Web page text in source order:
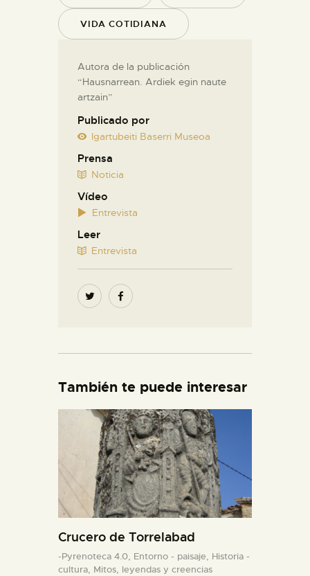
VIDA COTIDIANA
Autora de la publicación
“Hausnarrean. Ardiek egin naute
artzain”
Publicado por
Igartubeiti Baserri Museoa
Prensa
Noticia
Vídeo
Entrevista
Leer
Entrevista
También te puede interesar
Crucero de Torrelabad
-Pyrenoteca 4.0, Entorno - paisaje, Historia -
cultura, Mitos, leyendas y creencias